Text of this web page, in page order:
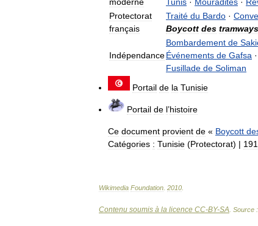
moderne
Tunis · Mouradites ·
Protectorat
français
Traité du Bardo ·
Boycott des tramways
Indépendance
Bombardement de
Événements de Gafsa ·
Fusillade de Soliman
Portail de la Tunisie
Portail de l’histoire
Ce document provient de « Boycott
Catégories : Tunisie (Protectorat) |
Wikimedia Foundation 2010
Contenu soumis à la licence CC-BY-SA . Source